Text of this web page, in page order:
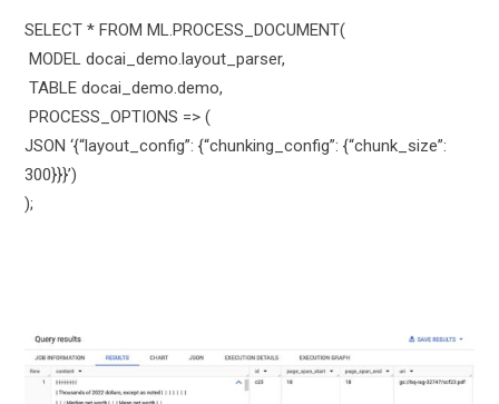
SELECT * FROM ML.PROCESS_DOCUMENT(
MODEL docai_demo.layout_parser,
TABLE docai_demo.demo,
PROCESS_OPTIONS => (
JSON ‘{“layout_config”: {“chunking_config”: {“chunk_size”:
300}}}’)
);